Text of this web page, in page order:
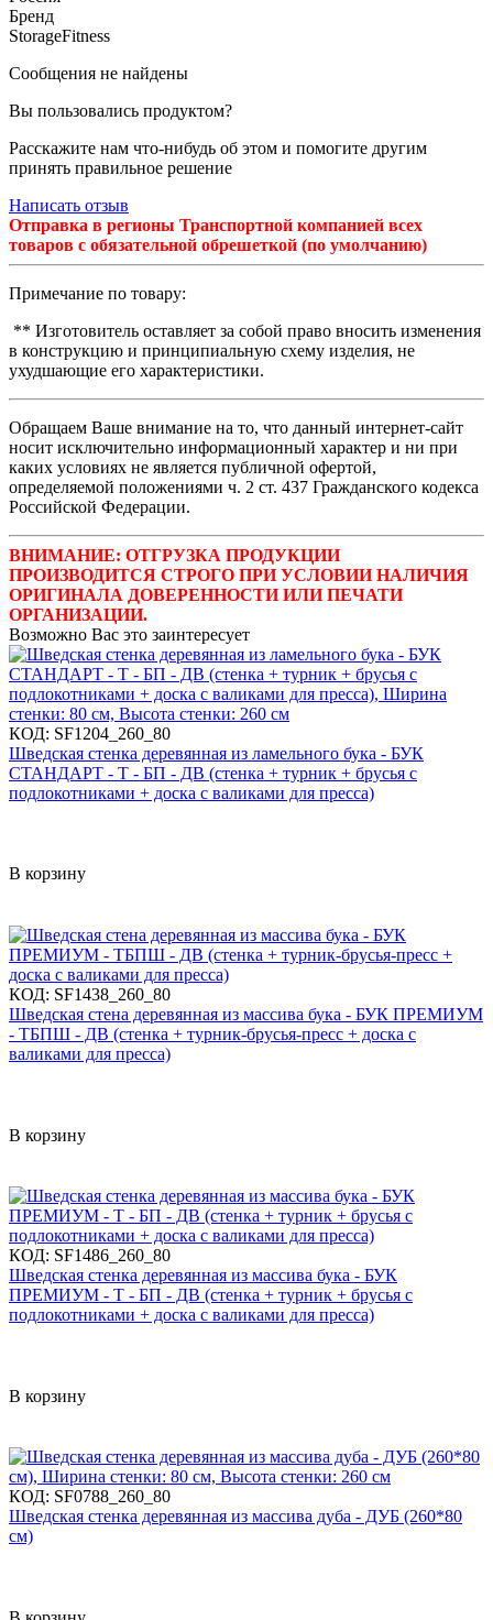
Бренд
StorageFitness
Сообщения не найдены
Вы пользовались продуктом?
Расскажите нам что-нибудь об этом и помогите другим
принять правильное решение
Написать отзыв
Отправка в регионы Транспортной компанией всех
товаров с обязательной обрешеткой (по умолчанию)
Примечание по товару:
** Изготовитель оставляет за собой право вносить изменения
в конструкцию и принципиальную схему изделия, не
ухудшающие его характеристики.
Обращаем Ваше внимание на то, что данный интернет-сайт
носит исключительно информационный характер и ни при
каких условиях не является публичной офертой,
определяемой положениями ч. 2 ст. 437 Гражданского кодекса
Российской Федерации.
ВНИМАНИЕ: ОТГРУЗКА ПРОДУКЦИИ
ПРОИЗВОДИТСЯ СТРОГО ПРИ УСЛОВИИ НАЛИЧИЯ
ОРИГИНАЛА ДОВЕРЕННОСТИ ИЛИ ПЕЧАТИ
ОРГАНИЗАЦИИ.
Возможно Вас это заинтересует
КОД: SF1204_260_80
Шведская стенка деревянная из ламельного бука - БУК
СТАНДАРТ - Т - БП - ДВ (стенка + турник + брусья с
подлокотниками + доска с валиками для пресса)
В корзину
КОД: SF1438_260_80
Шведская стена деревянная из массива бука - БУК ПРЕМИУМ
- ТБПШ - ДВ (стенка + турник-брусья-пресс + доска с
валиками для пресса)
В корзину
КОД: SF1486_260_80
Шведская стенка деревянная из массива бука - БУК
ПРЕМИУМ - Т - БП - ДВ (стенка + турник + брусья с
подлокотниками + доска с валиками для пресса)
В корзину
КОД: SF0788_260_80
Шведская стенка деревянная из массива дуба - ДУБ (260*80
см)